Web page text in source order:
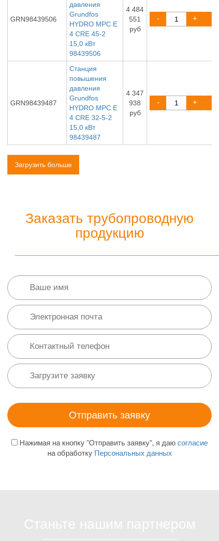
GRN98439506
давления
Grundfos
HYDRO MPC E
4 CRE 45-2
15,0 кВт
98439506
4 484
551
руб
- +
GRN98439487
Станция
повышения
давления
Grundfos
HYDRO MPC E
4 CRE 32-5-2
15,0 кВт
98439487
4 347
938
руб
- +
Загрузить больше
Заказать трубопроводную
продукцию
Нажимая на кнопку "Отправить заявку", я даю согласие
на обработку Персональных данных